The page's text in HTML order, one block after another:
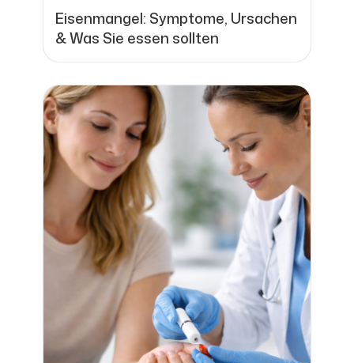
Eisenmangel: Symptome, Ursachen
& Was Sie essen sollten